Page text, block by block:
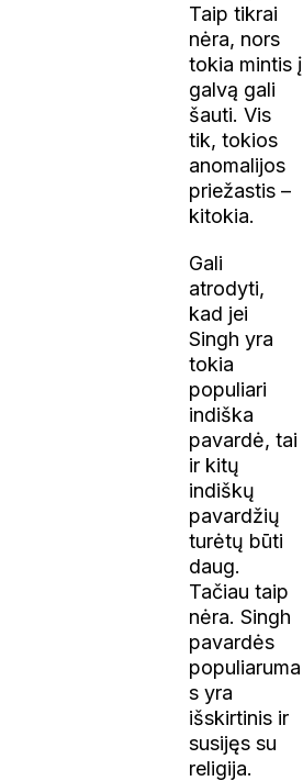
Taip tikrai
nėra, nors
tokia mintis į
galvą gali
šauti. Vis
tik, tokios
anomalijos
priežastis –
kitokia.
Gali
atrodyti,
kad jei
Singh yra
tokia
populiari
indiška
pavardė, tai
ir kitų
indiškų
pavardžių
turėtų būti
daug.
Tačiau taip
nėra. Singh
pavardės
populiaruma
s yra
išskirtinis ir
susijęs su
religija.